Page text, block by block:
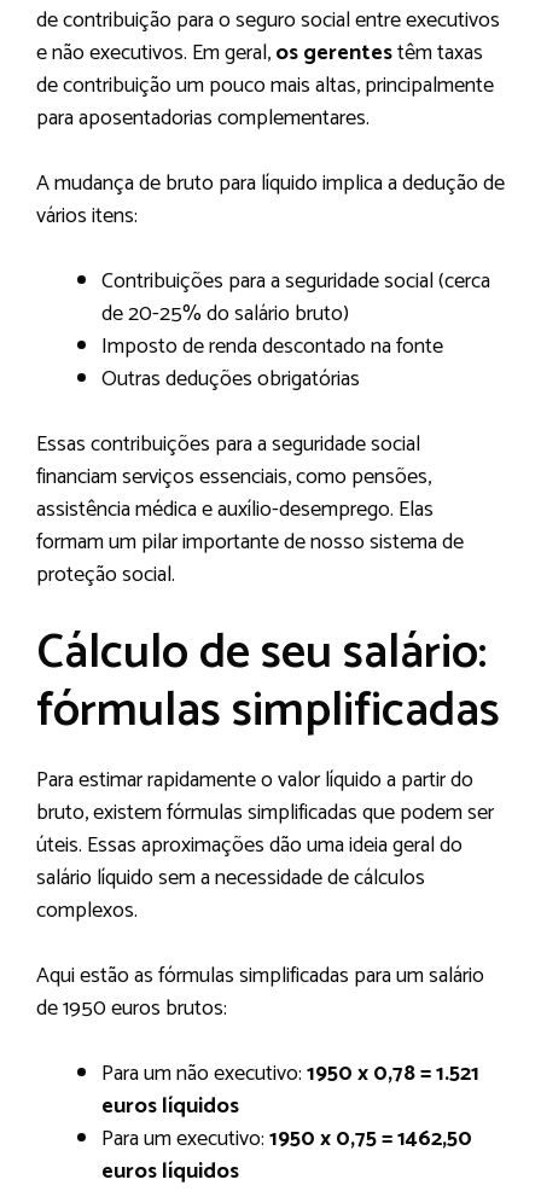
de contribuição para o seguro social entre executivos
e não executivos. Em geral,os gerentestêm taxas
de contribuição um pouco mais altas, principalmente
para aposentadorias complementares.
A mudança de bruto para líquido implica a dedução de
vários itens:
Contribuições para a seguridade social (cerca
de 20-25% do salário bruto)
Imposto de renda descontado na fonte
Outras deduções obrigatórias
Essas contribuições para a seguridade social
financiam serviços essenciais, como pensões,
assistência médica e auxílio-desemprego. Elas
formam um pilar importante de nosso sistema de
proteção social.
Cálculo de seu salário:
fórmulas simplificadas
Para estimar rapidamente o valor líquido a partir do
bruto, existem fórmulas simplificadas que podem ser
úteis. Essas aproximações dão uma ideia geral do
salário líquido sem a necessidade de cálculos
complexos.
Aqui estão as fórmulas simplificadas para um salário
de 1950 euros brutos:
Para um não executivo:1950 x 0,78 = 1.521
euros líquidos
Para um executivo:1950 x 0,75 = 1462,50
euros líquidos